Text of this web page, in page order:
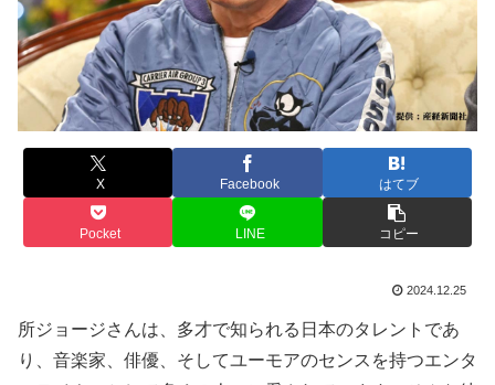
X Facebook はてブ
Pocket LINE コピー
2024.12.25
所ジョージさんは、多才で知られる日本のタレントであ
り、音楽家、俳優、そしてユーモアのセンスを持つエンタ